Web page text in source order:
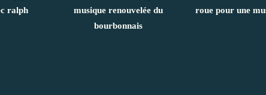
ralph
musique renouvelée du
bourbonnais
roue pour une